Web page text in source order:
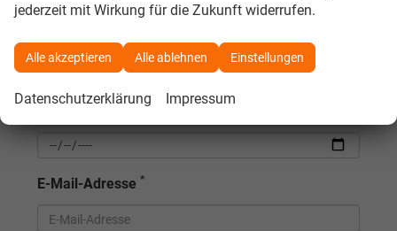
E-Mail-Adresse *
jederzeit mit Wirkung für die Zukunft widerrufen.
Alle akzeptieren Alle ablehnen Einstellungen
Datenschutzerklärung Impressum